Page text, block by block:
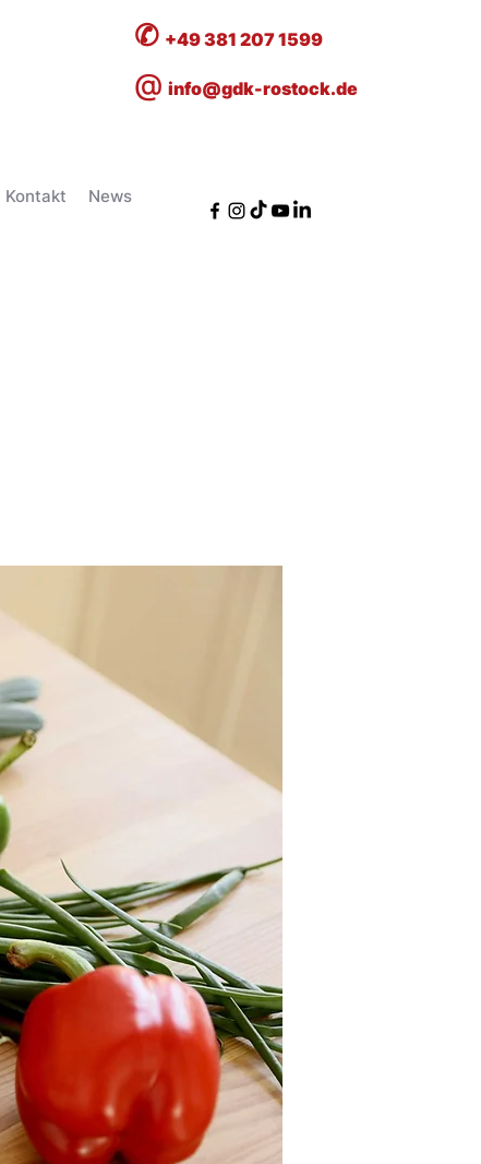
✆ +49 381 207 1599
@ info@gdk-rostock.de
Kontakt News